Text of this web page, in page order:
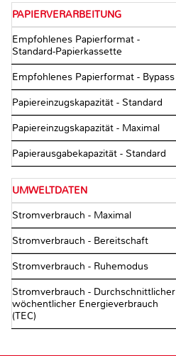
PAPIERVERARBEITUNG
Empfohlenes Papierformat -
Standard-Papierkassette
Empfohlenes Papierformat - Bypass
Papiereinzugskapazität - Standard
Papiereinzugskapazität - Maximal
Papierausgabekapazität - Standard
UMWELTDATEN
Stromverbrauch - Maximal
Stromverbrauch - Bereitschaft
Stromverbrauch - Ruhemodus
Stromverbrauch - Durchschnittlicher
wöchentlicher Energieverbrauch
(TEC)